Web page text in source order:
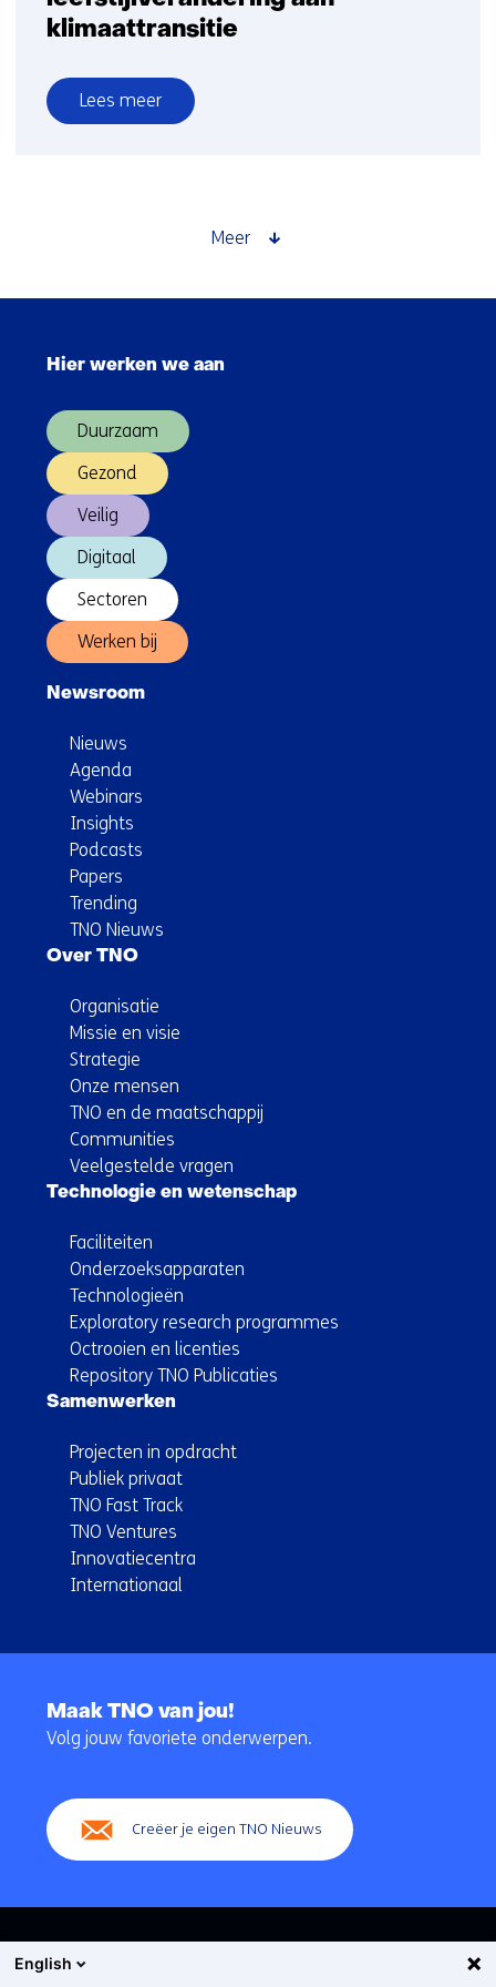
klimaattransitie
Lees meer
over
leefstijlveranderingMeer
Hier werken we aan
Duurzaam
Gezond
Veilig
Digitaal
Sectoren
Werken bij
Newsroom
Nieuws
Agenda
Webinars
Insights
Podcasts
Papers
Trending
TNO Nieuws
Over TNO
Organisatie
Missie en visie
Strategie
Onze mensen
TNO en de maatschappij
Communities
Veelgestelde vragen
Technologie en wetenschap
Faciliteiten
Onderzoeksapparaten
Technologieën
Exploratory research programmes
Octrooien en licenties
Repository TNO Publicaties
Samenwerken
Projecten in opdracht
Publiek privaat
TNO Fast Track
TNO Ventures
Innovatiecentra
Internationaal
navigatie
Maak TNO van jou!
Volg jouw favoriete onderwerpen.
Creëer je eigen TNO Nieuws
English